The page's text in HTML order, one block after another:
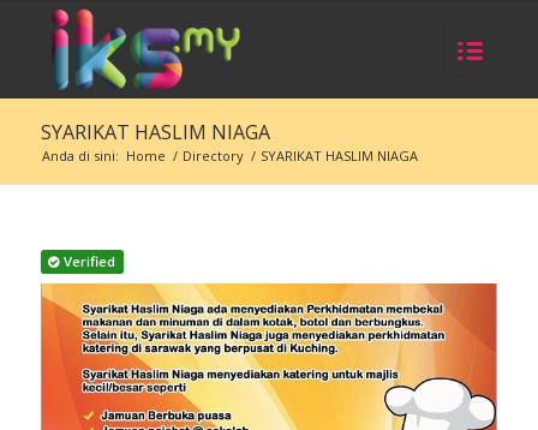
SYARIKAT HASLIM NIAGA
Anda di sini: Home / Directory / SYARIKAT HASLIM NIAGA
Verified